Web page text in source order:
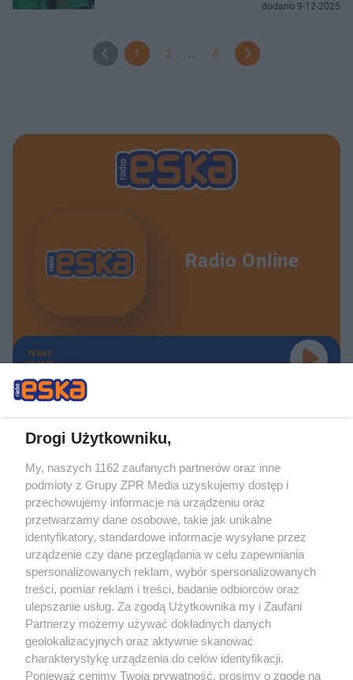
dodano 9-12-2025
1 2 ... 6
Radio Online
TERAZ
GRAMY
Żaden utwór zamieszczony w serwisie nie może być powielany i
rozpowszechniany lub dalej rozpowszechniany w jakikolwiek sposób (w
tym także elektroniczny lub mechaniczny) na jakimkolwiek polu
eksploatacji w jakiejkolwiek formie, włącznie z umieszczaniem w Internecie
bez pisemnej zgody właściciela praw. Jakiekolwiek użycie lub
wykorzystanie utworów w całości lub w części z naruszeniem prawa, tzn.
bez właściwej zgody, jest zabronione pod groźbą kary i może być ścigane
prawnie.
O nas
Drogi Użytkowniku,
My, naszych 1162 zaufanych partnerów oraz inne
podmioty z Grupy ZPR Media uzyskujemy dostęp i
przechowujemy informacje na urządzeniu oraz
przetwarzamy dane osobowe, takie jak unikalne
identyfikatory, standardowe informacje wysyłane przez
urządzenie czy dane przeglądania w celu zapewniania
spersonalizowanych reklam, wybór spersonalizowanych
treści, pomiar reklam i treści, badanie odbiorców oraz
ulepszanie usług. Za zgodą Użytkownika my i Zaufani
Partnerzy możemy używać dokładnych danych
geolokalizacyjnych oraz aktywnie skanować
charakterystykę urządzenia do celów identyfikacji.
Ponieważ cenimy Twoją prywatność, prosimy o zgodę na